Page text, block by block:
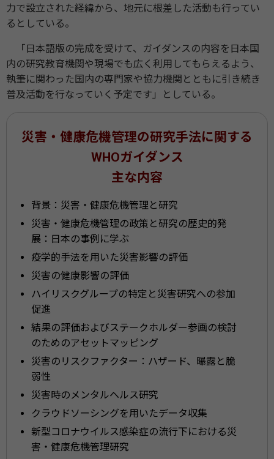
力で設立された経緯から、地元に根差した活動も行ってい
るとしている。
「日本語版の完成を受けて、ガイダンスの内容を日本国
内の研究教育機関や現場でも広く利用してもらえるよう、
執筆に関わった国内の専門家や協力機関とともに引き続き
普及活動を行なっていく予定です」としている。
災害・健康危機管理の研究手法に関する
WHOガイダンス
主な内容
背景：災害・健康危機管理と研究
災害・健康危機管理の政策と研究の歴史的発
展：日本の事例に学ぶ
疫学的手法を用いた災害影響の評価
災害の健康影響の評価
ハイリスクグループの特定と災害研究への参加
促進
結果の評価およびステークホルダー参画の検討
のためのアセットマッピング
災害のリスクファクター：ハザード、曝露と脆
弱性
災害時のメンタルヘルス研究
クラウドソーシングを用いたデータ収集
新型コロナウイルス感染症の流行下における災
害・健康危機管理研究